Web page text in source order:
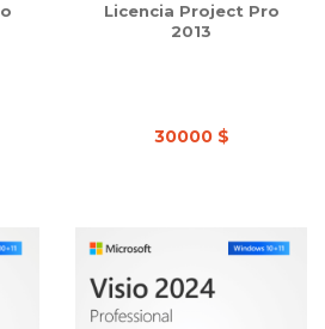
Licencia Project Pro
2013
30000 $